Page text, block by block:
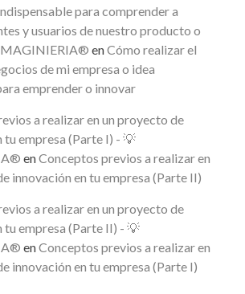
para comprender a
y usuarios de nuestro producto o
enCómo realizar el
de mi empresa o idea
emprender o innovar
a realizar en un proyecto de
tu empresa (Parte I) - 💡
enConceptos previos a realizar en
innovación en tu empresa (Parte II)
a realizar en un proyecto de
tu empresa (Parte II) - 💡
enConceptos previos a realizar en
innovación en tu empresa (Parte I)